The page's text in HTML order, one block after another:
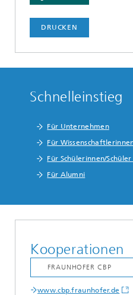
DRUCKEN
Schnelleinstieg
Für Unternehmen
Für
Für Schülerinnen/
Für Alumni
Kooperationen
www.cbp.fraunhofer.de